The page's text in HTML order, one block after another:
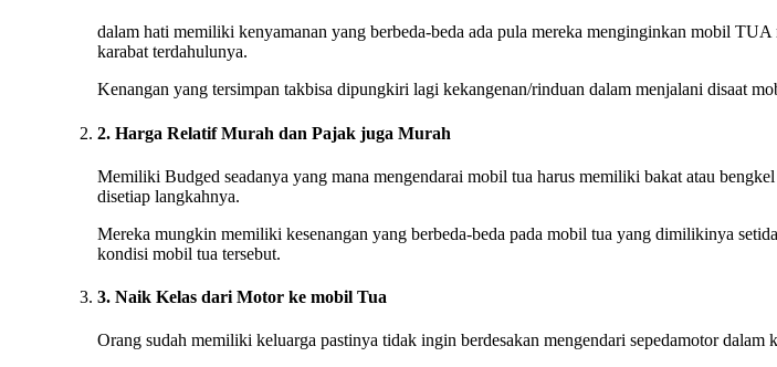
dalam hati memiliki kenyamanan yang berbeda-beda ada pula mereka menginginkan mobil
karabat terdahulunya.
Kenangan yang tersimpan takbisa dipungkiri lagi kekangenan/rinduan dalam menjalani disaat
2. Harga Relatif Murah dan Pajak juga Murah
Memiliki Budged seadanya yang mana mengendarai mobil tua harus memiliki bakat atau
disetiap langkahnya.
Mereka mungkin memiliki kesenangan yang berbeda-beda pada mobil tua yang dimilikinya
kondisi mobil tua tersebut.
3. Naik Kelas dari Motor ke mobil Tua
Orang sudah memiliki keluarga pastinya tidak ingin berdesakan mengendari sepedamotor dalam